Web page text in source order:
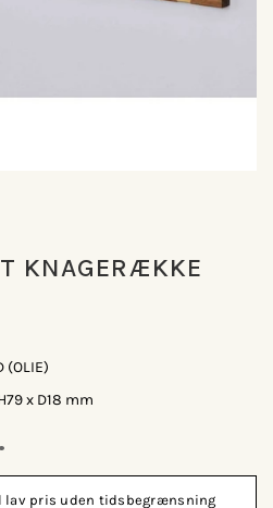
KNAGERÆKKE
(OLIE)
x D18 mm
lav pris uden tidsbegrænsning